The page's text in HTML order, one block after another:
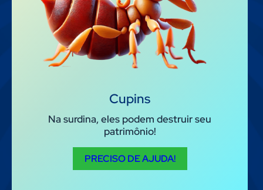
Cupins
Na surdina, eles podem destruir seu
patrimônio!
PRECISO DE AJUDA!